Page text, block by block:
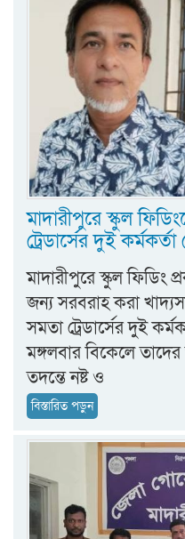
মাদারীপুরে স্কুল
ট্রেডার্সের দুই কর্মকর্তা
মাদারীপুরে স্কুল ফিডিং
জন্য সরবরাহ করা
সমতা ট্রেডার্সের দুই
মঙ্গলবার বিকেলে
তদন্তে নষ্ট ও
বিস্তারিত পড়ুন